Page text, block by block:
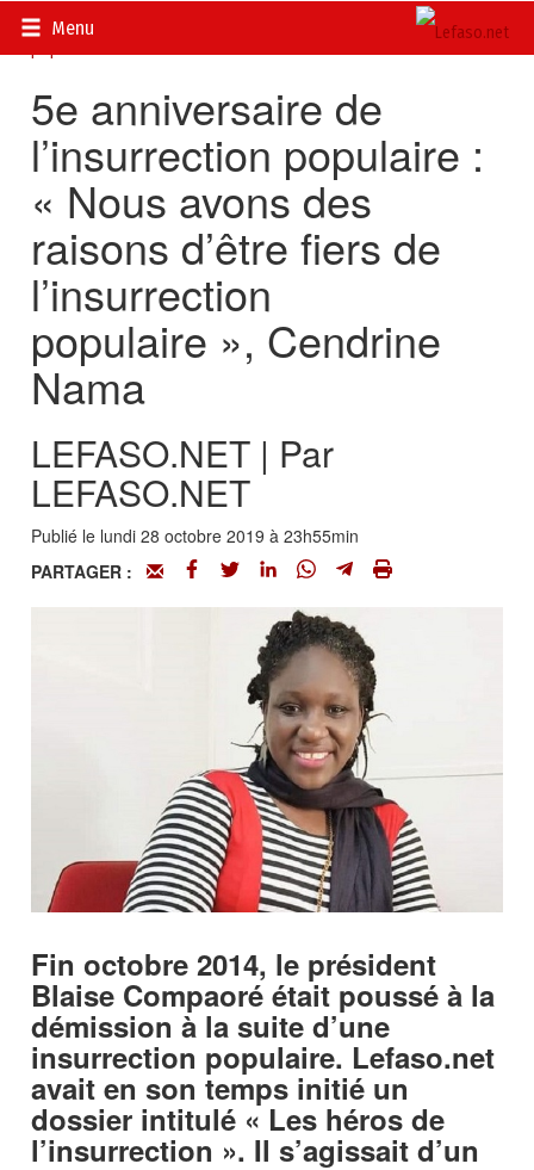
Menu
Accueil>
Les héros de l’insurrection
5e anniversaire de
l’insurrection populaire :
« Nous avons des
raisons d’être fiers de
l’insurrection
populaire », Cendrine
Nama
LEFASO.NET | Par
LEFASO.NET
Publié le lundi 28 octobre 2019 à 23h55min
PARTAGER :
Fin octobre 2014, le président
Blaise Compaoré était poussé à la
démission à la suite d’une
insurrection populaire. Lefaso.net
avait en son temps initié un
dossier intitulé « Les héros de
l’insurrection ». Il s’agissait d’un